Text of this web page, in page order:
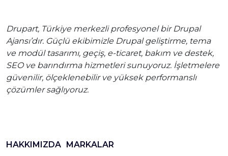
Drupart, Türkiye merkezli profesyonel bir Drupal
Ajansı’dır. Güçlü ekibimizle Drupal geliştirme, tema
ve modül tasarımı, geçiş, e-ticaret, bakım ve destek,
SEO ve barındırma hizmetleri sunuyoruz. İşletmelere
güvenilir, ölçeklenebilir ve yüksek performanslı
çözümler sağlıyoruz.
HAKKIMIZDA MARKALAR